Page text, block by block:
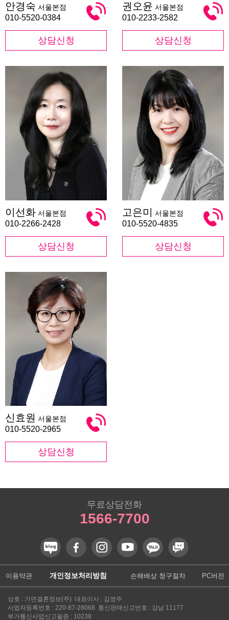
경
숙
안경숙 서울본점
010-5520-0384
상담신청
오
윤
권오윤 서울본점
010-2233-2582
상담신청
선
화
이선화 서울본점
010-2266-2428
상담신청
은
미
고은미 서울본점
010-5520-4835
상담신청
효
원
신효원 서울본점
010-5520-2965
상담신청
무료상담전화
1566-7700
이용약관 개인정보처리방침 손해배상 청구절차 PC버전
상호 : 가연결혼정보(주) 대표이사 : 김영주
사업자등록번호 : 220-87-28068 통신판매신고번호 : 강남 11177
부가통신사업신고필증 : 10238